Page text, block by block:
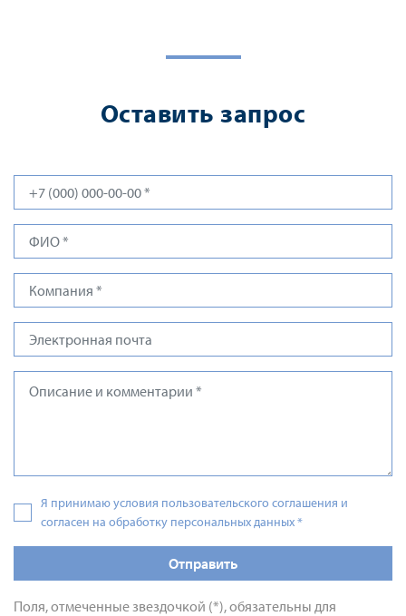
Оставить запрос
Я принимаю условия пользовательского соглашения и
согласен на обработку персональных данных*
Отправить
Поля, отмеченные звездочкой (*), обязательны для